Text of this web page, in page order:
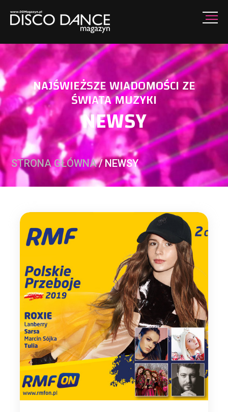
NAJŚWIEŻSZE WIADOMOŚCI ZE
ŚWIATA MUZYKI
NEWSY
STRONA GŁÓWNA/NEWSY